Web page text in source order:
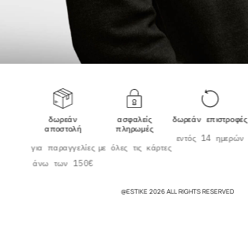
δωρεάν
αποστολή
για παραγγελίες
άνω των 150€
ασφαλείς
πληρωμές
με όλες τις κάρτες
δωρεάν επιστροφές
εντός 14 ημερών
@ESTIKE 2026 ALL RIGHTS RESERVED